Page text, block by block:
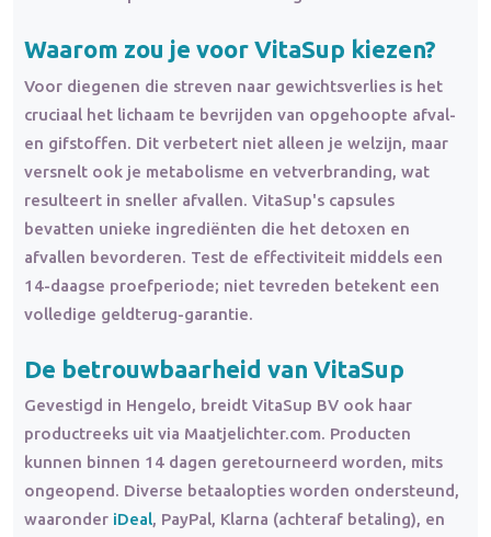
Waarom zou je voor VitaSup kiezen?
Voor diegenen die streven naar gewichtsverlies is het
cruciaal het lichaam te bevrijden van opgehoopte afval-
en gifstoffen. Dit verbetert niet alleen je welzijn, maar
versnelt ook je metabolisme en vetverbranding, wat
resulteert in sneller afvallen. VitaSup's capsules
bevatten unieke ingrediënten die het detoxen en
afvallen bevorderen. Test de effectiviteit middels een
14-daagse proefperiode; niet tevreden betekent een
volledige geldterug-garantie.
De betrouwbaarheid van VitaSup
Gevestigd in Hengelo, breidt VitaSup BV ook haar
productreeks uit via Maatjelichter.com. Producten
kunnen binnen 14 dagen geretourneerd worden, mits
ongeopend. Diverse betaalopties worden ondersteund,
waaronder iDeal, PayPal, Klarna (achteraf betaling), en